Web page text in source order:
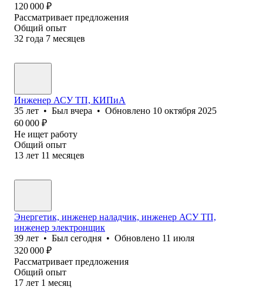
120 000 ₽
Рассматривает предложения
Общий опыт
32 года 7 месяцев
Инженер АСУ ТП, КИПиА
35 лет • Был вчера • Обновлено 10 октября 2025
60 000 ₽
Не ищет работу
Общий опыт
13 лет 11 месяцев
Энергетик, инженер наладчик, инженер АСУ ТП,
инженер электронщик
39 лет • Был сегодня • Обновлено 11 июля
320 000 ₽
Рассматривает предложения
Общий опыт
17 лет 1 месяц